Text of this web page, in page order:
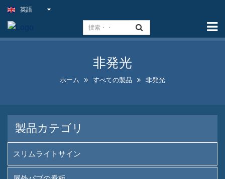
能力
屋外パブの看板
最適なフェイクネオンサイン
ソリューション
目を引く酒瓶ディスプレイデ
英語
非発光
ホーム すべての製品 非発光
製品カテゴリ
スリムライトサイン